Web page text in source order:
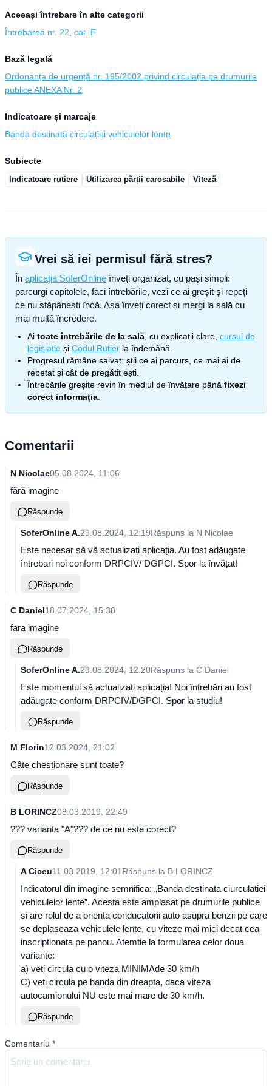
Aceeași întrebare în alte categorii
Întrebarea nr. 22, cat. E
Bază legală
Ordonanța de urgență nr. 195/2002 privind circulația pe drumurile
publice ANEXA Nr. 2
Indicatoare și marcaje
Banda destinată circulației vehiculelor lente
Subiecte
Indicatoare rutiere Utilizarea părții carosabile Viteză
Vrei să iei permisul fără stres?
În aplicația SoferOnline înveți organizat, cu pași simpli:
parcurgi capitolele, faci întrebările, vezi ce ai greșit și repeți
ce nu stăpânești încă. Așa înveți corect și mergi la sală cu
mai multă încredere.
Ai toate întrebările de la sală , cu explicații clare, cursul de
legislație și Codul Rutier la îndemână.
Progresul rămâne salvat: știi ce ai parcurs, ce mai ai de
repetat și cât de pregătit ești.
Întrebările greșite revin în mediul de învățare până fixezi
corect informația
Comentarii
N Nicolae05.08.2024, 11:06
fără imagine
Răspunde
SoferOnline A.29.08.2024, 12:19Răspuns la N Nicolae
Este necesar să vă actualizați aplicația. Au fost adăugate
întrebari noi conform DRPCIV/ DGPCI. Spor la învățat!
Răspunde
C Daniel18.07.2024, 15:38
fara imagine
Răspunde
SoferOnline A.29.08.2024, 12:20Răspuns la C Daniel
Este momentul să actualizați aplicația! Noi întrebări au fost
adăugate conform DRPCIV/DGPCI. Spor la studiu!
Răspunde
M Florin12.03.2024, 21:02
Câte chestionare sunt toate?
Răspunde
B LORINCZ08.03.2019, 22:49
??? varianta "A"??? de ce nu este corect?
Răspunde
A Ciceu11.03.2019, 12:01 Răspuns la B LORINCZ
Indicatorul din imagine semnifica: „Banda destinata ciurculatiei
vehiculelor lente”. Acesta este amplasat pe drumurile publice
si are rolul de a orienta conducatorii auto asupra benzii pe care
se deplaseaza vehiculele lente, cu viteze mai mici decat cea
inscriptionata pe panou. Atemtie la formularea celor doua
variante:
a) veti circula cu o viteza MINIMAde 30 km/h
C) veti circula pe banda din dreapta, daca viteza
autocamionului NU este mai mare de 30 km/h.
Răspunde
Comentariu *